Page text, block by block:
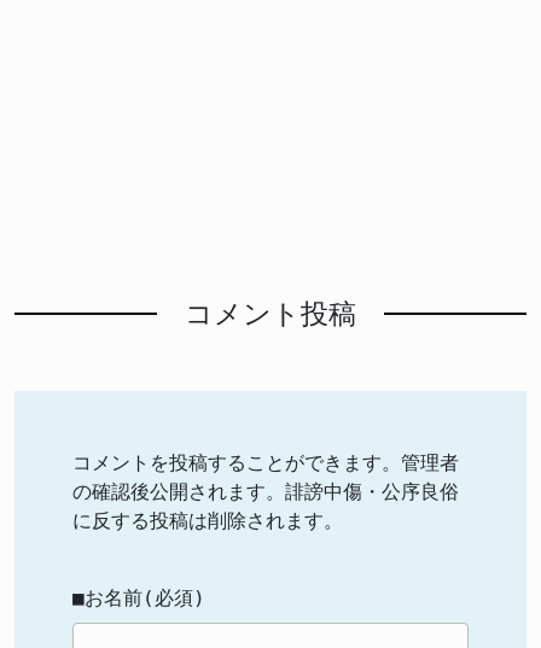
コメント投稿
コメントを投稿することができます。管理者
の確認後公開されます。誹謗中傷・公序良俗
に反する投稿は削除されます。
■お名前(必須)